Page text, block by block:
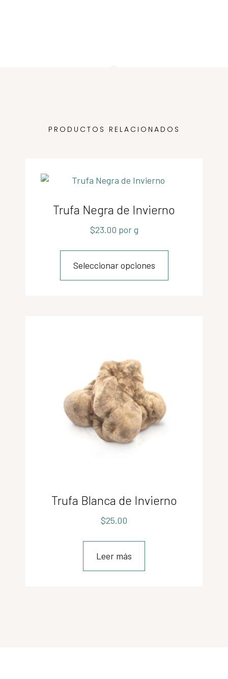
PRODUCTOS RELACIONADOS
Trufa Negra de Invierno
$23.00 por g
Seleccionar opciones
Trufa Blanca de Invierno
$25.00
Leer más